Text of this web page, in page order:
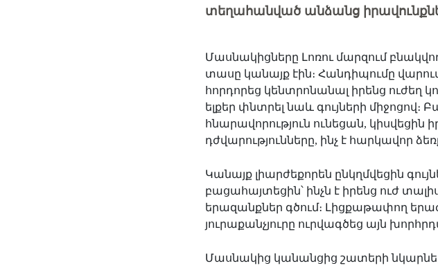
տեղահանված անձանց
Մասնակիցները Լոռու մարզում
տասը կանայք էին։ Հանդիպումը
հորդորեց կենտրոնանալ իրենց
ելքեր փնտրել նաև գույների միջոցով։
հնարավորություն ունեցան, կիսվեցին
դժվարությունները, ինչ է հարկավոր
Կանայք լիարժեքորեն ընկղմվեցին
բացահայտեցին՝ ինչն է իրենց ուժ
երազանքներ գծում։ Լիցքաթափող
յուրաքանչյուրը ուրվագծեց այն
Մասնակից կանանցից շատերի